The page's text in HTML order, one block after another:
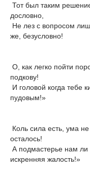
Тот был таким
дословно,
Не лез с вопросом
же, безусловно!
О, как легко пойти
подкову!
И головой когда тебе
пудовым!»
Коль сила есть, ума
осталось!
А подмастерье нам ли
искренняя жалость!»